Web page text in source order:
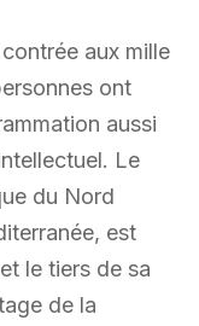
aux mille
ont
aussi
Le
du Nord
est
le tiers de sa
de la